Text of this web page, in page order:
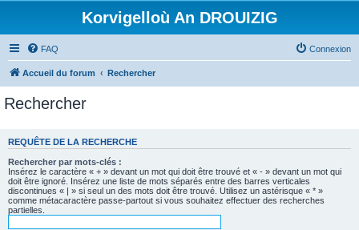
Korvigelloù An DROUIZIG
FAQ Connexion
Accueil du forum Rechercher
Rechercher
REQUÊTE DE LA RECHERCHE
Rechercher par mots-clés :
Insérez le caractère « + » devant un mot qui doit être trouvé et « - » devant un mot qui
doit être ignoré. Insérez une liste de mots séparés entre des barres verticales
discontinues « | » si seul un des mots doit être trouvé. Utilisez un astérisque « * »
comme métacaractère passe-partout si vous souhaitez effectuer des recherches
partielles.